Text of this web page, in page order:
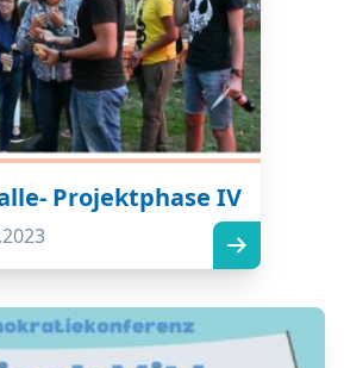
Projektphase IV